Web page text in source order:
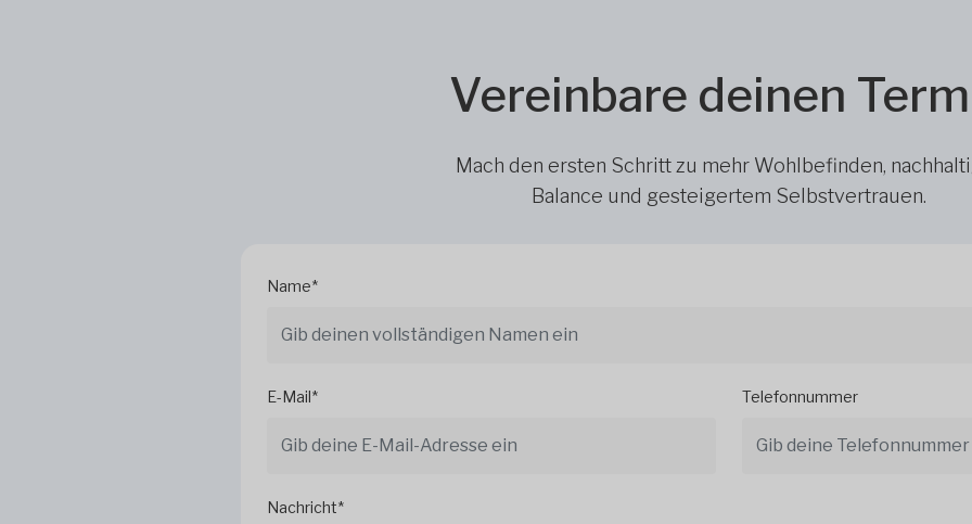
Vereinbare deinen
Mach den ersten Schritt zu mehr Wohlbefinden,
Balance und gesteigertem Selbstvertrauen.
Name*
E-Mail* Telefonnummer
Nachricht*